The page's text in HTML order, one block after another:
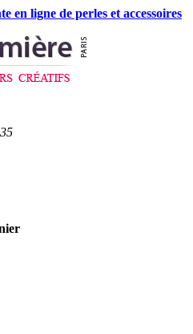
en ligne de perles et accessoires